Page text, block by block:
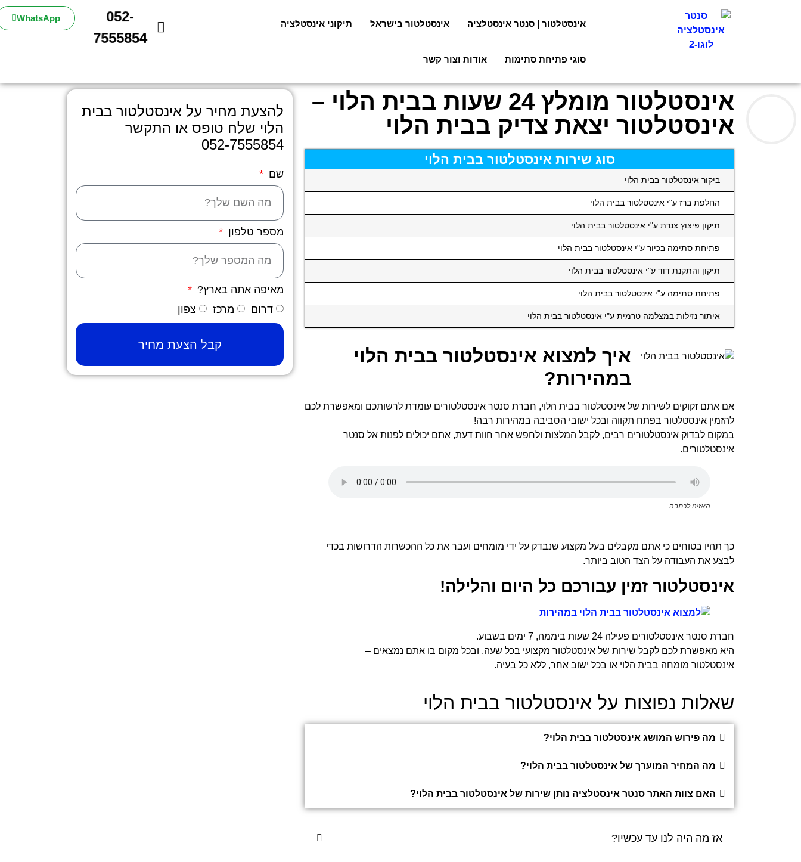
אינסטלטור | סנטר אינסטלציה אינסטלטור בישראל תיקוני אינסטלציה
סוגי פתיחת סתימות אודות וצור קשר
052-
7555854
WhatsApp
אינסטלטור מומלץ 24 שעות בבית הלוי –
אינסטלטור יצאת צדיק בבית הלוי
סוג שירות אינסטלטור בבית הלוי
ביקור אינסטלטור בבית הלוי
החלפת ברז ע"י אינסטלטור בבית הלוי
תיקון פיצוץ צנרת ע"י אינסטלטור בבית הלוי
פתיחת סתימה בכיור ע"י אינסטלטור בבית הלוי
תיקון והתקנת דוד ע"י אינסטלטור בבית הלוי
פתיחת סתימה ע"י אינסטלטור בבית הלוי
איתור נזילות במצלמה טרמית ע"י אינסטלטור בבית הלוי
איך למצוא אינסטלטור בבית הלוי
במהירות?
אם אתם זקוקים לשירות של אינסטלטור בבית הלוי, חברת סנטר אינסטלטורים עומדת לרשותכם ומאפשרת לכם
להזמין אינסטלטור בפתח תקווה ובכל ישובי הסביבה במהירות רבה!
במקום לבדוק אינסטלטורים רבים, לקבל המלצות ולחפש אחר חוות דעת, אתם יכולים לפנות אל סנטר
אינסטלטורים.
האזינו לכתבה
כך תהיו בטוחים כי אתם מקבלים בעל מקצוע שנבדק על ידי מומחים ועבר את כל ההכשרות הדרושות בכדי
לבצע את העבודה על הצד הטוב ביותר.
אינסטלטור זמין עבורכם כל היום והלילה!
חברת סנטר אינסטלטורים פעילה 24 שעות ביממה, 7 ימים בשבוע.
היא מאפשרת לכם לקבל שירות של אינסטלטור מקצועי בכל שעה, ובכל מקום בו אתם נמצאים –
אינסטלטור מומחה בבית הלוי או בכל ישוב אחר, ללא כל בעיה.
שאלות נפוצות על אינסטלטור בבית הלוי
מה פירוש המושג אינסטלטור בבית הלוי?
מה המחיר המוערך של אינסטלטור בבית הלוי?
האם צוות האתר סנטר אינסטלציה נותן שירות של אינסטלטור בבית הלוי?
אז מה היה לנו עד עכשיו?
להצעת מחיר על אינסטלטור בבית
הלוי שלח טופס או התקשר
052-7555854
שם
מספר טלפון
מאיפה אתה בארץ?
דרום
מרכז צפון
קבל הצעת מחיר